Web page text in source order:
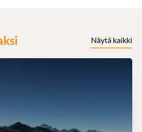
Näytä kaikki